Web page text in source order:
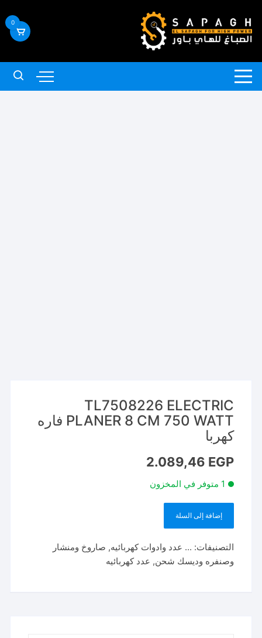
إلى
المحتوى
0
TL7508226 ELECTRIC
PLANER 8 CM 750 WATT فاره
كهربا
2.089,46 EGP
1 متوفر في المخزون
كمية
ELECTRIC
PLANER
إضافة إلى السلة
التصنيفات: ... عدد وادوات كهربائيه, صاروخ ومنشار
وصنفره وديسك شحن, عدد كهربائيه